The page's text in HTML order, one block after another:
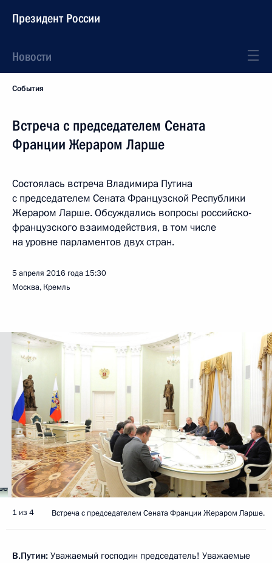
Президент России
Новости
События
Встреча с председателем Сената
Франции Жераром Ларше
Состоялась встреча Владимира Путина
с председателем Сената Французской Республики
Жераром Ларше. Обсуждались вопросы российско-
французского взаимодействия, в том числе
на уровне парламентов двух стран.
5 апреля 2016 года 15:30
Москва, Кремль
1 из 4 Встреча с председателем Сената Франции Жераром Ларше.
В.Путин: Уважаемый господин председатель! Уважаемые